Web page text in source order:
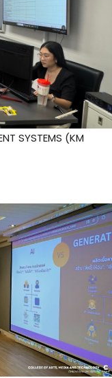
SYSTEMS (KM